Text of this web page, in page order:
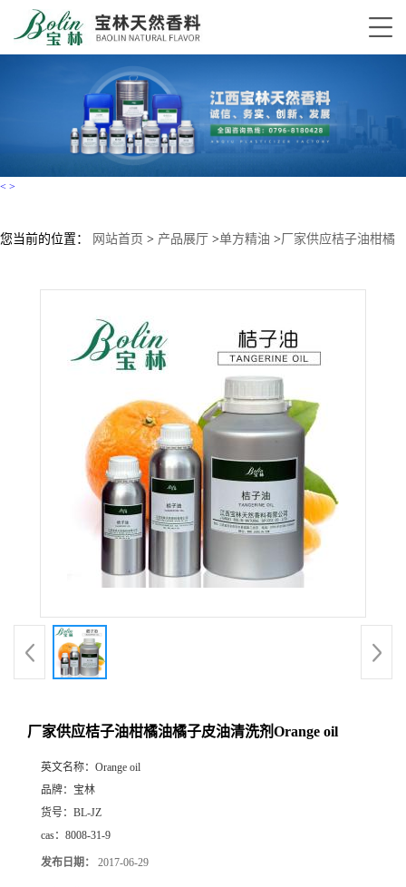
< >
您当前的位置： 网站首页 > 产品展厅 >单方精油 >厂家供应桔子油柑橘
厂家供应桔子油柑橘油橘子皮油清洗剂Orange oil
英文名称： Orange oil
品牌： 宝林
货号： BL-JZ
cas： 8008-31-9
发布日期： 2017-06-29